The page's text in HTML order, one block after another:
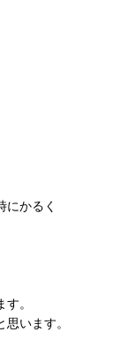
にかるく
。
います。